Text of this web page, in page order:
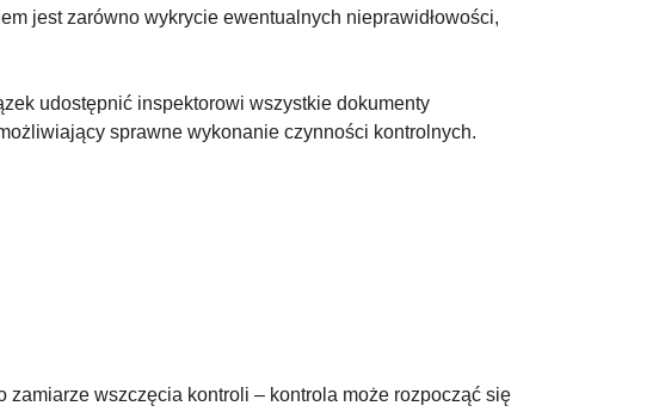
jest zarówno wykrycie ewentualnych nieprawidłowości,
udostępnić inspektorowi wszystkie dokumenty
sprawne wykonanie czynności kontrolnych.
wszczęcia kontroli – kontrola może rozpocząć się